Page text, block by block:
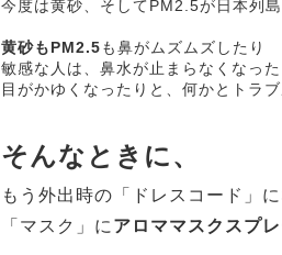
今度は黄砂、そしてPM2.5が日本列島
黄砂もPM2.5も鼻がムズムズしたり
敏感な人は、鼻水が止まらなくなった
目がかゆくなったりと、何かとトラブ
そんなときに、
もう外出時の「ドレスコード」
「マスク」に アロママスクスプ